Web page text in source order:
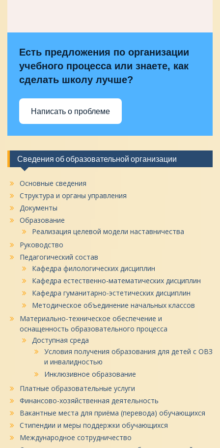
Есть предложения по организации
учебного процесса или знаете, как
сделать школу лучше?
Написать о проблеме
Сведения об образовательной организации
Основные сведения
Структура и органы управления
Документы
Образование
Реализация целевой модели наставничества
Руководство
Педагогический состав
Кафедра филологических дисциплин
Кафедра естественно-математических дисциплин
Кафедра гуманитарно-эстетических дисциплин
Методическое объединение начальных классов
Материально-техническое обеспечение и
оснащенность образовательного процесса
Доступная среда
Условия получения образования для детей с ОВЗ
и инвалидностью
Инклюзивное образование
Платные образовательные услуги
Финансово-хозяйственная деятельность
Вакантные места для приёма (перевода) обучающихся
Стипендии и меры поддержки обучающихся
Международное сотрудничество